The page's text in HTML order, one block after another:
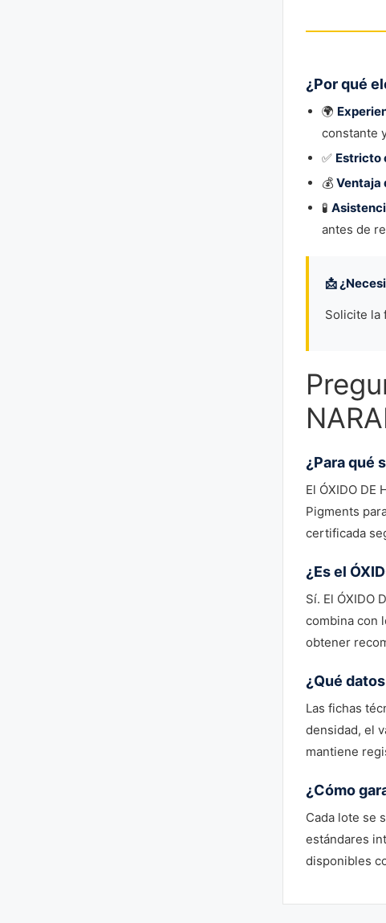
¿Por qué
🌍
constante
✅ Estricto
💰 Ventaja
🧪
antes de
📩
Solicite la
¿Para qué
El ÓXIDO DE
Pigments
certificada
¿Es el
Sí. El ÓXIDO
combina con
obtener
¿Qué
Las fichas
densidad, el
mantiene
¿Cómo
Cada lote se
estándares
disponibles